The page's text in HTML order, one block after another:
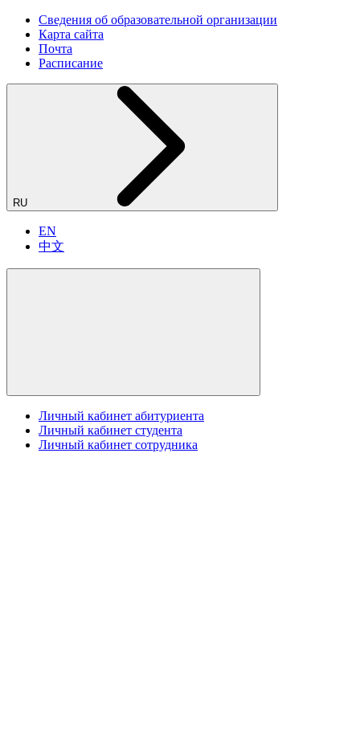
Сведения об образовательной организации
Карта сайта
Почта
Расписание
RU
EN
中文
Личный кабинет абитуриента
Личный кабинет студента
Личный кабинет сотрудника